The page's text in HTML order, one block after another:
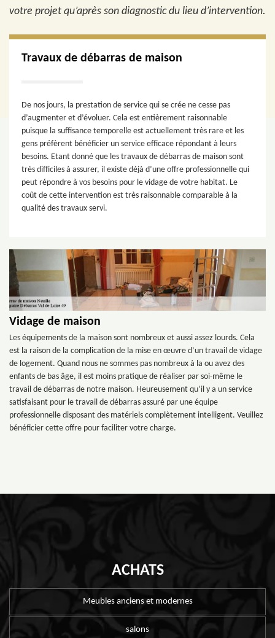
votre projet qu’après son diagnostic du lieu d’intervention.
Travaux de débarras de maison
De nos jours, la prestation de service qui se crée ne cesse pas
d’augmenter et d’évoluer. Cela est entièrement raisonnable
puisque la suffisance temporelle est actuellement très rare et les
gens préfèrent bénéficier un service efficace répondant à leurs
besoins. Etant donné que les travaux de débarras de maison sont
très difficiles à assurer, il existe déjà d’une offre professionnelle qui
peut répondre à vos besoins pour le vidage de votre habitat. Le
coût de cette intervention est très raisonnable comparable à la
qualité des travaux servi.
Vidage de maison
Les équipements de la maison sont nombreux et aussi assez lourds. Cela
est la raison de la complication de la mise en œuvre d’un travail de vidage
de logement. Quand nous ne sommes pas nombreux à la ou avez des
enfants de bas âge, il est moins pratique de réaliser par soi-même le
travail de débarras de notre maison. Heureusement qu’il y a un service
satisfaisant pour le travail de débarras assuré par une équipe
professionnelle disposant des matériels complètement intelligent. Veuillez
bénéficier cette offre pour faciliter votre charge.
ACHATS
Meubles anciens et modernes
salons